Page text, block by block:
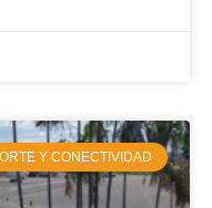
Y CONECTIVIDAD